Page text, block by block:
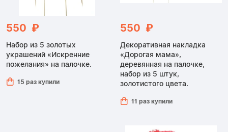
550 ₽
Набор из 5 золотых
украшений «Искренние
пожелания» на палочке.
15 раз купили
550 ₽
Декоративная накладка
«Дорогая мама»,
деревянная на палочке,
набор из 5 штук,
золотистого цвета.
11 раз купили